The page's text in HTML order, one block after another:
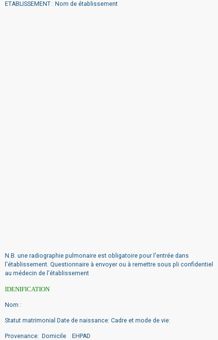
ETABLISSEMENT : Nom de établissement
N.B. une radiographie pulmonaire est obligatoire pour l'entrée dans
l'établissement. Questionnaire à envoyer ou à remettre sous pli confidentiel
au médecin de l'établissement
IDENIFICATION
Nom :
Statut matrimonial Date de naissance: Cadre et mode de vie:
Provenance: Domicile EHPAD